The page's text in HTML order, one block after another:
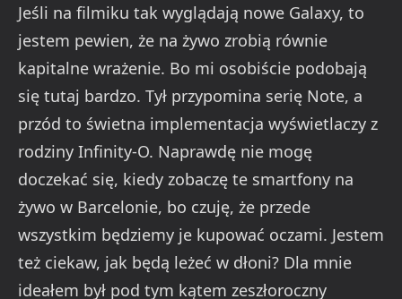
Jeśli na filmiku tak wyglądają nowe Galaxy, to
jestem pewien, że na żywo zrobią równie
kapitalne wrażenie. Bo mi osobiście podobają
się tutaj bardzo. Tył przypomina serię Note, a
przód to świetna implementacja wyświetlaczy z
rodziny Infinity-O. Naprawdę nie mogę
doczekać się, kiedy zobaczę te smartfony na
żywo w Barcelonie, bo czuję, że przede
wszystkim będziemy je kupować oczami. Jestem
też ciekaw, jak będą leżeć w dłoni? Dla mnie
ideałem był pod tym kątem zeszłoroczny